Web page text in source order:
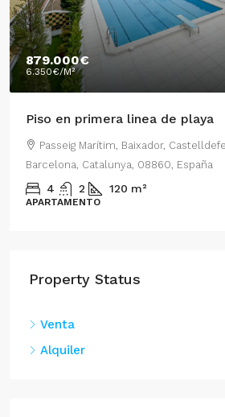
879.000€
6.350€/M²
Piso en primera linea de playa
Passeig Marítim, Baixador,
Barcelona, Catalunya, 08860, España
4 2 120 m²
APARTAMENTO
Property Status
Venta
Alquiler